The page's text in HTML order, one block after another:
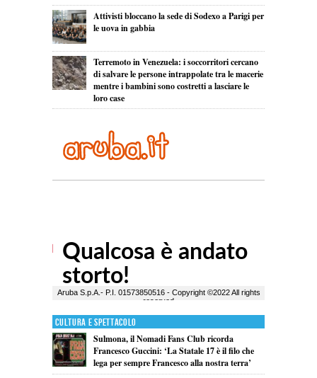
Attivisti bloccano la sede di Sodexo a Parigi per
le uova in gabbia
Terremoto in Venezuela: i soccorritori cercano
di salvare le persone intrappolate tra le macerie
mentre i bambini sono costretti a lasciare le
loro case
Cultura e Spettacolo
Sulmona, il Nomadi Fans Club ricorda
Francesco Guccini: ‘La Statale 17 è il filo che
lega per sempre Francesco alla nostra terra’